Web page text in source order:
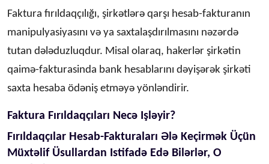
Faktura fırıldaqçılığı, şirkətlərə qarşı hesab-fakturanın
manipulyasiyasını və ya saxtalaşdırılmasını nəzərdə
tutan dələduzluqdur. Misal olaraq, hakerlər şirkətin
qaimə-fakturasinda bank hesablarını dəyişərək şirkəti
saxta hesaba ödəniş etməyə yönləndirir.
Faktura Fırıldaqçıları Necə Işləyir?
Fırıldaqçılar Hesab-Fakturaları Ələ Keçirmək Üçün
Müxtəlif Üsullardan Istifadə Edə Bilərlər, O